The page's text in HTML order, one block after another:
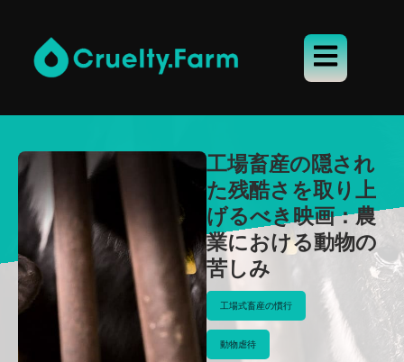
工場畜産の隠され
た残酷さを取り上
げるべき映画：農
業における動物の
苦しみ
工場式畜産の慣行
動物虐待